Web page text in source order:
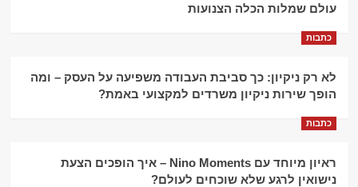
עולם שמלות הכלה הצנועות
כתבות
לא רק ניקיון: כך סביבת העבודה משפיעה על העסק – ומה
הופך שירות ניקיון משרדים למקצועי באמת?
כתבות
ראיון מיוחד עם Nino Moments – איך הופכים הצעת
נישואין לרגע שלא שוכחים לעולם?